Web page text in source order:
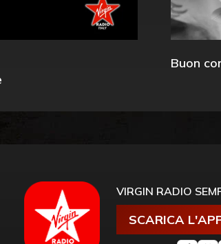
Buon
VIRGIN RADIO
SCARICA